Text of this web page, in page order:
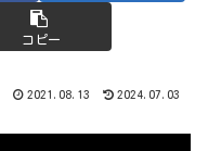
コピー
2021.08.13 2024.07.03